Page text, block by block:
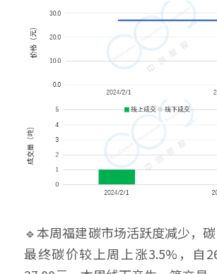
🔹本周福建碳市场活跃度减少，碳
最终碳价较上周上涨3.5%，自